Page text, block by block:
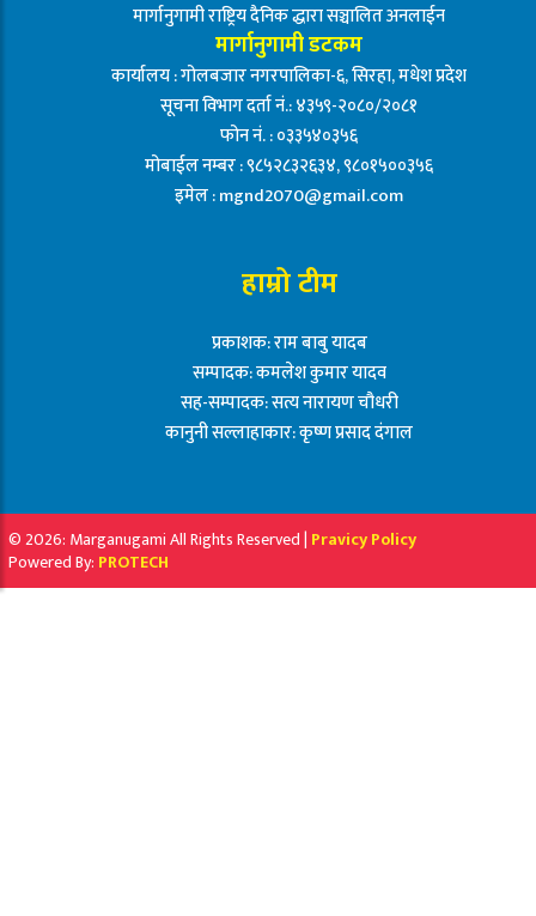
मार्गानुगामी राष्ट्रिय दैनिक द्धारा सञ्चालित अनलाईन
मार्गानुगामी डटकम
कार्यालय : गोलबजार नगरपालिका-६, सिरहा, मधेश प्रदेश
सूचना विभाग दर्ता नं.: ४३५९-२०८०/२०८१
फोन नं. : ०३३५४०३५६
मोबाईल नम्बर : ९८५२८३२६३४, ९८०१५००३५६
इमेल :mgnd2070@gmail.com
हाम्रो टीम
प्रकाशक: राम बाबु यादब
सम्पादक: कमलेश कुमार यादव
सह-सम्पादक: सत्य नारायण चौधरी
कानुनी सल्लाहाकार: कृष्ण प्रसाद दंगाल
© 2026: Marganugami All Rights Reserved | Pravicy Policy
Powered By: PROTECH